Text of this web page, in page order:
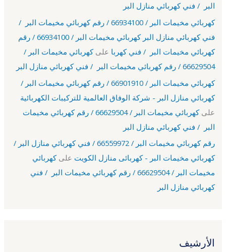
البر / فني كهربائي منازل البر
كهربائي مخيمات البر / 66934100 / رقم كهربائي مخيمات البر /
فني كهربائي منازل البر كهربائي مخيمات البر / 66934100 / رقم
كهربائي مخيمات البر / فني كهربا علىكهربائي مخيمات البر /
66629504 / رقم كهربائي مخيمات البر / فني كهربائي منازل البر
كهربائي مخيمات البر / 66901910 / رقم كهربائي مخيمات البر /
كهربائي منازل البر - شركة الوفاق العالمية للتركيبات الكهربائية
على
كهربائي مخيمات البر / 66629504 / رقم كهربائي مخيمات
البر / فني كهربائي منازل البر
رقم كهربائي مخيمات البر / 66559972 / فني كهربائي منازل البر /
كهربائي مخيمات البر - كهربائى منازل الكويت علىكهربائي
مخيمات البر / 66629504 / رقم كهربائي مخيمات البر / فني
كهربائي منازل البر
الأرشيف